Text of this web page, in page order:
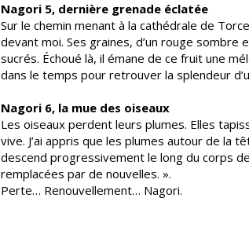
Nagori 5, dernière grenade éclatée
Sur le chemin menant à la cathédrale de
devant moi. Ses graines, d’un rouge
sucrés. Échoué là, il émane de ce fruit une
dans le temps pour retrouver la splendeur
Nagori 6, la mue des oiseaux
Les oiseaux perdent leurs plumes. Elles
vive. J’ai appris que les plumes autour de la
descend progressivement le long du corps
remplacées par de nouvelles. ».
Perte… Renouvellement… Nagori.